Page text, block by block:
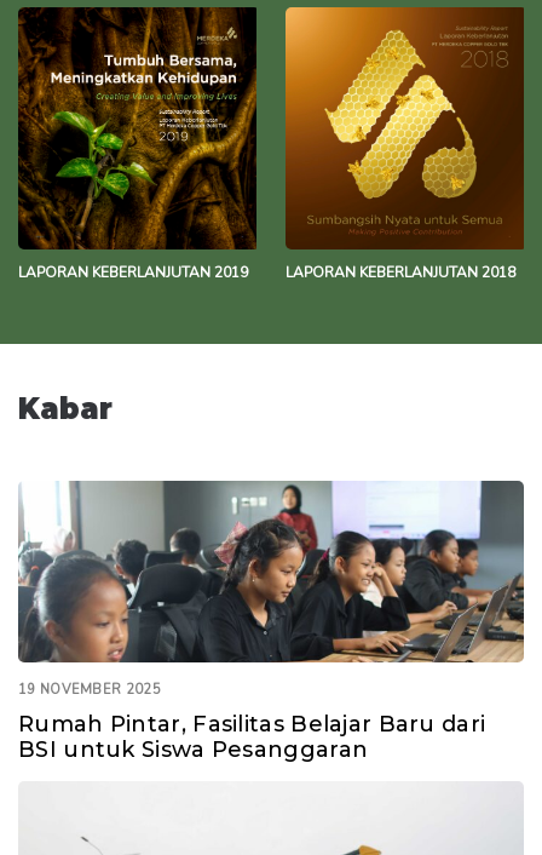
LAPORAN KEBERLANJUTAN 2019 LAPORAN KEBERLANJUTAN 2018
Kabar
19 NOVEMBER 2025
Rumah Pintar, Fasilitas Belajar Baru dari
BSI untuk Siswa Pesanggaran